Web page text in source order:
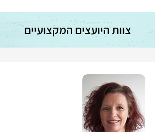
צוות היועצים המקצועיים